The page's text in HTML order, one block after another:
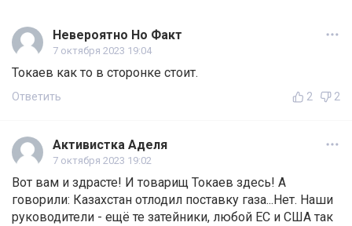
Невероятно Но Факт
7 октября 2023 19:04
Токаев как то в сторонке стоит.
Ответить 2 2
Активистка Аделя
7 октября 2023 19:02
Вот вам и здрасте! И товарищ Токаев здесь! А
говорили: Казахстан отлодил поставку газа...Нет. Наши
руководители - ещё те затейники, любой ЕС и США так